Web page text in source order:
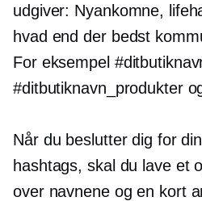
udgiver: Nyankomne,
hvad end der bedst
For eksempel
#ditbutiknavn_produkter
Når du beslutter dig for
hashtags, skal du lave et
over navnene og en kort